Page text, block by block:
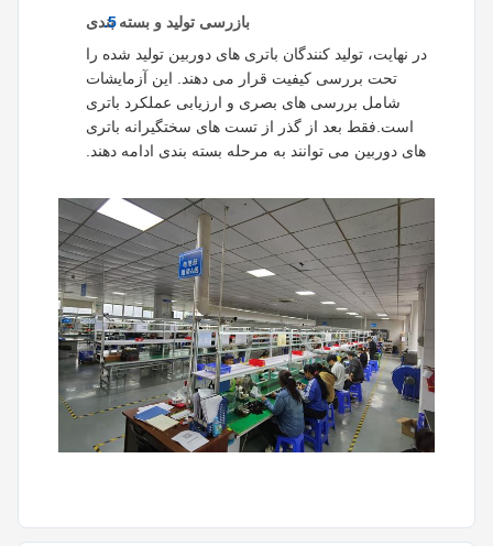
بازرسی تولید و بسته بندی
در نهایت، تولید کنندگان باتری های دوربین تولید شده را
تحت بررسی کیفیت قرار می دهند. این آزمایشات
شامل بررسی های بصری و ارزیابی عملکرد باتری
است.فقط بعد از گذر از تست های سختگیرانه باتری
های دوربین می توانند به مرحله بسته بندی ادامه دهند.